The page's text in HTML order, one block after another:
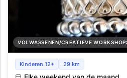
VOLWASSENEN/CREATIEVE
Workshop Maakzelf je zilveren
Kinderen 12+ 29 km